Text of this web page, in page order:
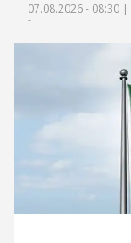
07.08.2026 - 08:30 |
-